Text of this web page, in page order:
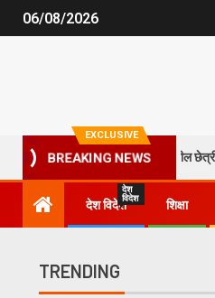
06/08/2026
EXCLUSIVE
BREAKING NEWS
भारतीय फुटबॉल कप्तान सुनील छेत्री फीफा
देश विदेश
देश
विदेश
शिक्षा
TRENDING